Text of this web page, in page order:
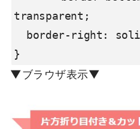
transparent;
}
▼ブラウザ表示▼